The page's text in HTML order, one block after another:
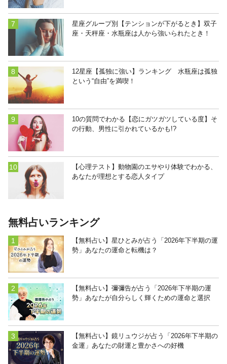
星座グループ別【テンションが下がるとき】双子
座・天秤座・水瓶座は人から強いられたとき！
12星座【孤独に強い】ランキング 水瓶座は孤独
という“自由”を満喫！
10の質問でわかる【恋にガツガツしている度】そ
の行動、男性に引かれているかも!?
【心理テスト】動物園のエサやり体験でわかる、
あなたが理想とする恋人タイプ
無料占いランキング
【無料占い】星ひとみが占う「2026年下半期の運
勢」あなたの運命と転機は？
【無料占い】彌彌告が占う「2026年下半期の運
勢」あなたが自分らしく輝くための運命と選択
【無料占い】鏡リュウジが占う「2026年下半期の
金運」あなたの財運と豊かさへの好機